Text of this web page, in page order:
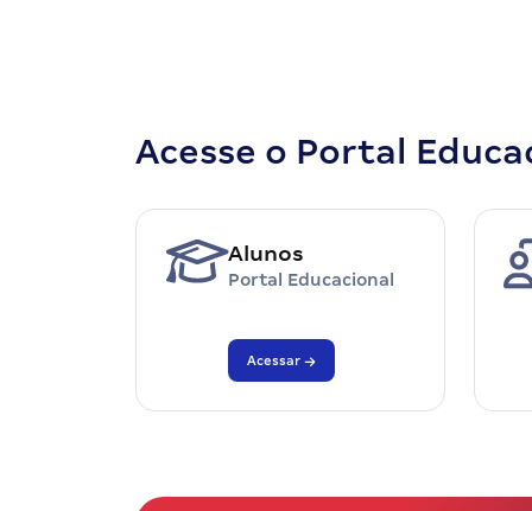
Acesse o Portal
Alunos
Portal Educacional
Acessar